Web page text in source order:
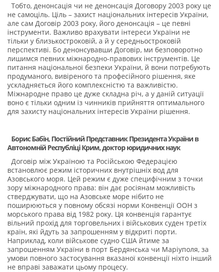
Тобто, денонсація чи не денонсація Договору 2003 року це
не самоціль. Ціль – захист національних інтересів України,
але сам Договір 2003 року, його денонсація – це певні
інструменти. Важливо врахувати інтереси України не
тільки у близькостроковій, а й у середньостроковій
перспективі. Бо денонсувавши Договір, ми безповоротно
лишимся певних міжнародно-правових інструментів. Це
питання національної безпеки України, й вони потребують
продуманого, вивіреного та професійного рішення, яке
ускладняється його комплексністю та важливістю.
Міжнародне право це дуже складна річ, а у даній ситуації
воно є тільки одним із чинників прийняття оптимального
для захисту національних інтересів України рішення.
Борис Бабін, Постійний Представник Президента України в
Автономній Республіці Крим, доктор юридичних наук
Договір між Україною та Російською Федерацією
встановлює режим історичних внутрішніх вод для
Азовського моря. Цей режим є дуже специфічним з точки
зору міжнародного права: він дає росіянам можливість
стверджувати, що на Азовське море нібито не
поширюються у повному обсязі норми Конвенції ООН з
морського права від 1982 року. Ця конвенція гарантує
вільний прохід для торговельних і військових суден третіх
країн, які йдуть за запрошенням у відкриті порти.
Наприклад, коли військове судно США йтиме за
запрошенням України в порт Бердянська чи Маріуполя, за
умови повного застосування вказаної конвенції ніхто інший
не вправі заважати цьому процесу.